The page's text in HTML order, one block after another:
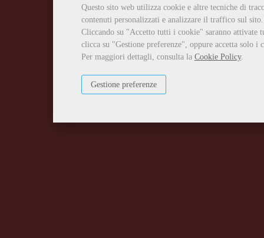
Questo sito web utilizza cookie e altre tecniche di
contenuti personalizzati e analizzare il traffico sul sito.
Cliccando su "Accetto tutti i cookie" saranno attivate
clicca su "Gestione preferenze", oppure accetta solo
Per maggiori dettagli, consulta la Cookie Policy.
Gestione preferenze